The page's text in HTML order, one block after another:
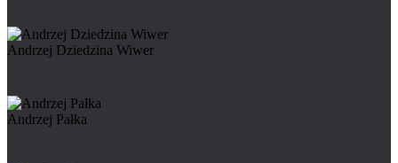
Andrzej Dziedzina Wiwer
Andrzej Pałka